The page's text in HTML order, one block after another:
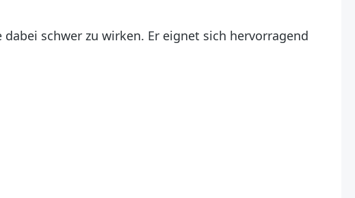
schwer zu wirken. Er eignet sich hervorragend